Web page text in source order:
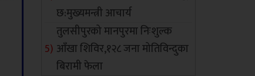
छ:मुख्यमन्त्री आचार्य
तुलसीपुरको मानपुरमा निःशुल्क
आँखा शिविर,१२८ जना मोतिविन्दुका
बिरामी फेला